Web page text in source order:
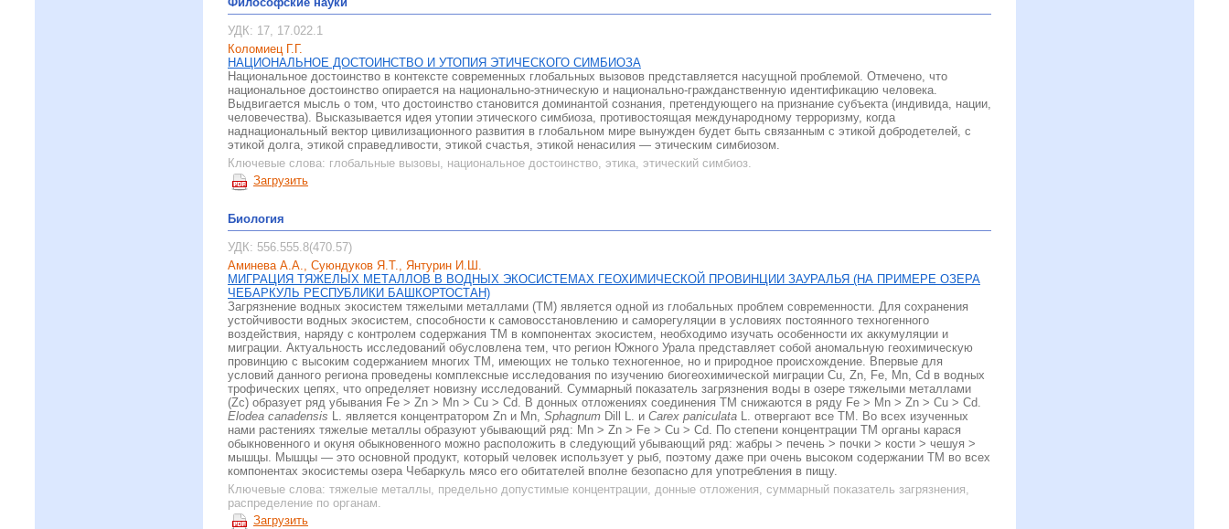
УДК: 17, 17.022.1
Коломиец Г.Г.
НАЦИОНАЛЬНОЕ ДОСТОИНСТВО И УТОПИЯ ЭТИЧЕСКОГО СИМБИОЗА
Национальное достоинство в контексте современных глобальных вызовов представляется насущной проблемой. Отмечено, что
национальное достоинство опирается на национально-этническую и национально-гражданственную идентификацию человека.
Выдвигается мысль о том, что достоинство становится доминантой сознания, претендующего на признание субъекта (индивида, нации,
человечества). Высказывается идея утопии этического симбиоза, противостоящая международному терроризму, когда
наднациональный вектор цивилизационного развития в глобальном мире вынужден будет быть связанным с этикой добродетелей, с
этикой долга, этикой справедливости, этикой счастья, этикой ненасилия — этическим симбиозом.
Ключевые слова: глобальные вызовы, национальное достоинство, этика, этический симбиоз.
Загрузить
Биология
УДК: 556.555.8(470.57)
Аминева А.А., Суюндуков Я.Т., Янтурин И.Ш.
МИГРАЦИЯ ТЯЖЕЛЫХ МЕТАЛЛОВ В ВОДНЫХ ЭКОСИСТЕМАХ ГЕОХИМИЧЕСКОЙ ПРОВИНЦИИ ЗАУРАЛЬЯ (НА ПРИМЕРЕ ОЗЕРА
ЧЕБАРКУЛЬ РЕСПУБЛИКИ БАШКОРТОСТАН)
Загрязнение водных экосистем тяжелыми металлами (ТМ) является одной из глобальных проблем современности. Для сохранения
устойчивости водных экосистем, способности к самовосстановлению и саморегуляции в условиях постоянного техногенного
воздействия, наряду с контролем содержания ТМ в компонентах экосистем, необходимо изучать особенности их аккумуляции и
миграции. Актуальность исследований обусловлена тем, что регион Южного Урала представляет собой аномальную геохимическую
провинцию с высоким содержанием многих ТМ, имеющих не только техногенное, но и природное происхождение. Впервые для
условий данного региона проведены комплексные исследования по изучению биогеохимической миграции Cu, Zn, Fe, Mn, Cd в водных
трофических цепях, что определяет новизну исследований. Суммарный показатель загрязнения воды в озере тяжелыми металлами
(Zc) образует ряд убывания Fe > Zn > Mn > Cu > Cd. В донных отложениях соединения ТМ снижаются в ряду Fe > Mn > Zn > Cu > Cd.
Elodea canadensis L. является концентратором Zn и Mn, Sphagnum Dill L. и Carex paniculata L. отвергают все ТМ. Во всех изученных
нами растениях тяжелые металлы образуют убывающий ряд: Mn > Zn > Fe > Cu > Cd. По степени концентрации ТМ органы карася
обыкновенного и окуня обыкновенного можно расположить в следующий убывающий ряд: жабры > печень > почки > кости > чешуя >
мышцы. Мышцы — это основной продукт, который человек использует у рыб, поэтому даже при очень высоком содержании ТМ во всех
компонентах экосистемы озера Чебаркуль мясо его обитателей вполне безопасно для употребления в пищу.
Ключевые слова: тяжелые металлы, предельно допустимые концентрации, донные отложения, суммарный показатель загрязнения,
распределение по органам.
Загрузить